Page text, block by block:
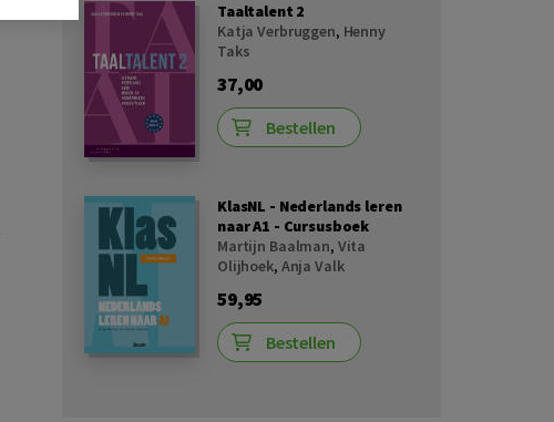
Taaltalent 2
Katja Verbruggen, Henny
Taks
37,00
Bestellen
KlasNL - Nederlands leren
naar A1 - Cursusboek
Martijn Baalman, Vita
Olijhoek, Anja Valk
59,95
Bestellen